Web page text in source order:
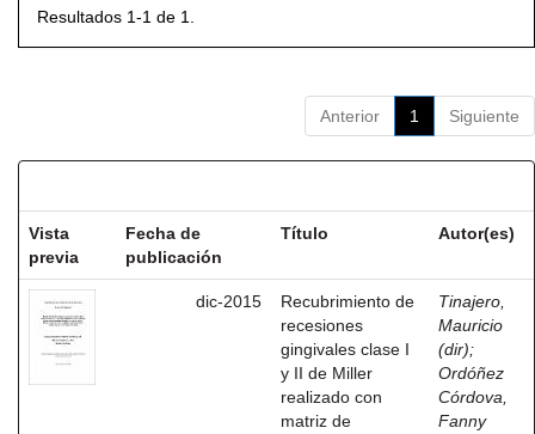
Resultados 1-1 de 1.
Anterior 1 Siguiente
Vista
previa
Fecha de
publicación
Título Autor(es)
dic-2015
Recubrimiento de
recesiones
gingivales clase I
y II de Miller
realizado con
matriz de
Tinajero,
Mauricio
(dir);
Ordóñez
Córdova,
Fanny